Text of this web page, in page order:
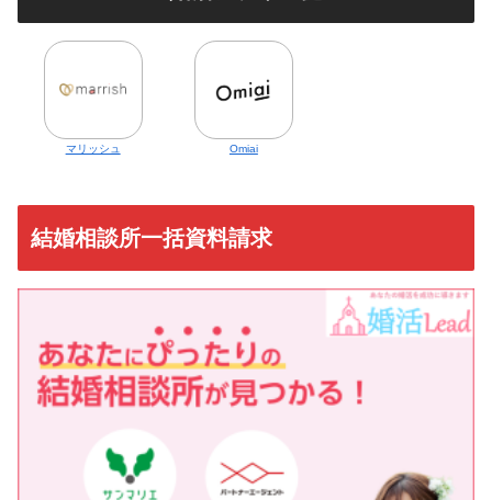
マリッシュ Omiai
結婚相談所一括資料請求